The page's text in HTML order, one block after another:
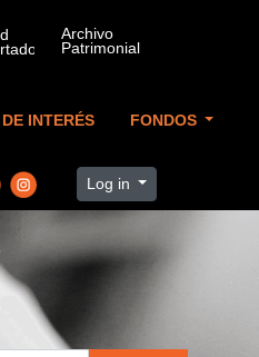
INTERÉS FONDOS
Log in